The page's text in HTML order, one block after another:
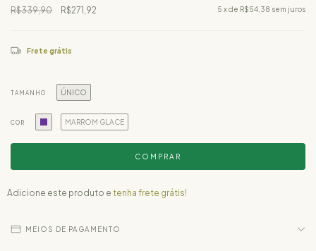
R$339,90 R$271,92 5 x de R$54,38 sem juros
Frete grátis
TAMANHO ÚNICO
COR MARROM GLACE
Adicione este produto e tenha frete grátis!
MEIOS DE PAGAMENTO